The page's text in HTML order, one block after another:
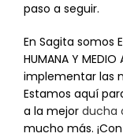
paso a seguir.
En Sagita somos
HUMANA Y
implementar las
Estamos aquí
a la mejor ducha
mucho más.